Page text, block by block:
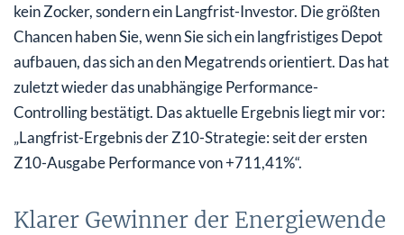
kein Zocker, sondern ein Langfrist-Investor. Die größten
Chancen haben Sie, wenn Sie sich ein langfristiges Depot
aufbauen, das sich an den Megatrends orientiert. Das hat
zuletzt wieder das unabhängige Performance-
Controlling bestätigt. Das aktuelle Ergebnis liegt mir vor:
„Langfrist-Ergebnis der Z10-Strategie: seit der ersten
Z10-Ausgabe Performance von +711,41%“.
Klarer Gewinner der Energiewende